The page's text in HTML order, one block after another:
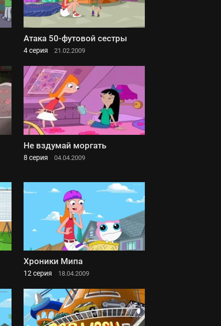
Атака 50-футовой сестры
4 серия 21.02.2009
Не вздумай моргать
8 серия 04.04.2009
Хроники Мипа
12 серия 18.04.2009